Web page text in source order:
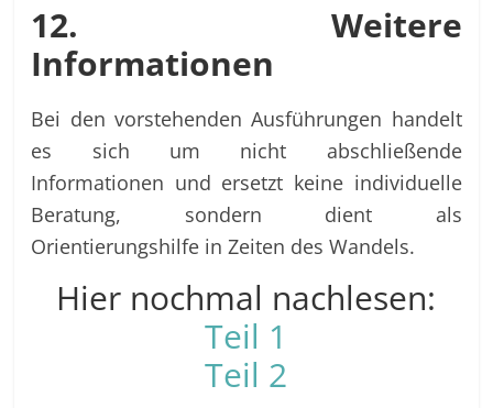
12. Weitere
Informationen
Bei den vorstehenden Ausführungen handelt
es sich um nicht abschließende
Informationen und ersetzt keine individuelle
Beratung, sondern dient als
Orientierungshilfe in Zeiten des Wandels.
Hier nochmal nachlesen:
Teil 1
Teil 2